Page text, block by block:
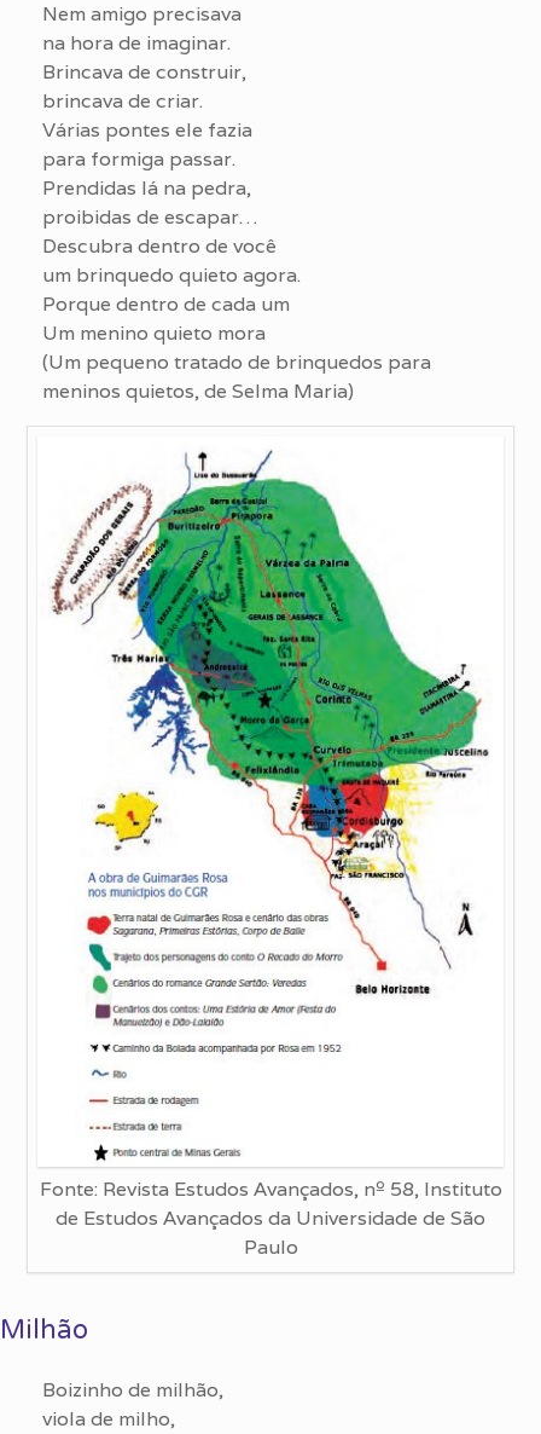
Nem amigo precisava
na hora de imaginar.
Brincava de construir,
brincava de criar.
Várias pontes ele fazia
para formiga passar.
Prendidas lá na pedra,
proibidas de escapar…
Descubra dentro de você
um brinquedo quieto agora.
Porque dentro de cada um
Um menino quieto mora
(Um pequeno tratado de brinquedos para
meninos quietos, de Selma Maria)
Fonte: Revista Estudos Avançados, nº 58, Instituto
de Estudos Avançados da Universidade de São
Paulo
Milhão
Boizinho de milhão,
viola de milho,